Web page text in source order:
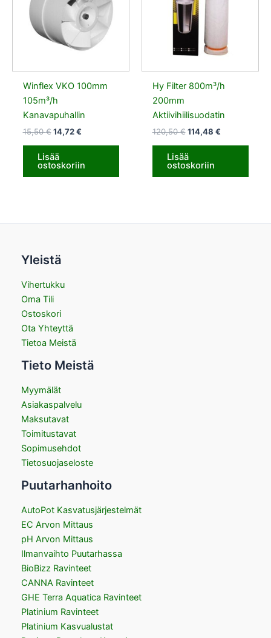
Winflex VKO 100mm
105m³/h
Kanavapuhallin
15,50€ 14,72€
Lisää
ostoskoriin
Hy Filter 800m³/h
200mm
Aktiivihiilisuodatin
120,50€ 114,48 €
Lisää
ostoskoriin
Yleistä
Vihertukku
Oma Tili
Ostoskori
Ota Yhteyttä
Tietoa Meistä
Tieto Meistä
Myymälät
Asiakaspalvelu
Maksutavat
Toimitustavat
Sopimusehdot
Tietosuojaseloste
Puutarhanhoito
AutoPot Kasvatusjärjestelmät
EC Arvon Mittaus
pH Arvon Mittaus
Ilmanvaihto Puutarhassa
BioBizz Ravinteet
CANNA Ravinteet
GHE Terra Aquatica Ravinteet
Platinium Ravinteet
Platinium Kasvualustat